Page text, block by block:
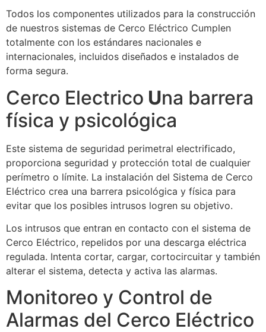
Todos los componentes utilizados para la construcción
de nuestros sistemas de Cerco Eléctrico Cumplen
totalmente con los estándares nacionales e
internacionales, incluidos diseñados e instalados de
forma segura.
Cerco Electrico Una barrera
física y psicológica
Este sistema de seguridad perimetral electrificado,
proporciona seguridad y protección total de cualquier
perímetro o límite. La instalación del Sistema de Cerco
Eléctrico crea una barrera psicológica y física para
evitar que los posibles intrusos logren su objetivo.
Los intrusos que entran en contacto con el sistema de
Cerco Eléctrico, repelidos por una descarga eléctrica
regulada. Intenta cortar, cargar, cortocircuitar y también
alterar el sistema, detecta y activa las alarmas.
Monitoreo y Control de
Alarmas del Cerco Eléctrico